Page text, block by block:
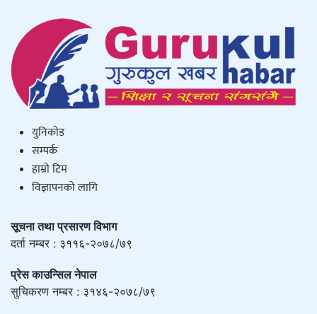
युनिकाेड
सम्पर्क
हाम्राे टिम
विज्ञापनको लागि
सूचना तथा प्रसारण विभाग
दर्ता नम्बर : ३११६-२०७८/७९
प्रेस काउन्सिल नेपाल
सुचिकरण नम्बर : ३१४६-२०७८/७९